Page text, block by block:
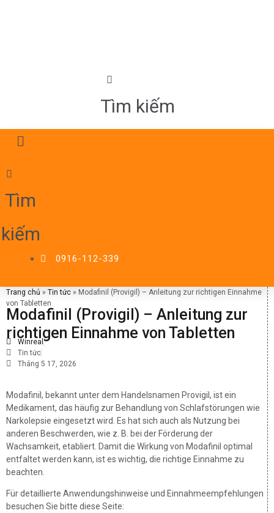
Tìm kiếm
Tìm
kiếm
0916-112-339
Trang chủ » Tin tức » Modafinil (Provigil) – Anleitung zur richtigen Einnahme
von Tabletten
Modafinil (Provigil) – Anleitung zur
richtigen Einnahme von Tabletten
Winreal
Tin tức
Tháng 5 17, 2026
Modafinil, bekannt unter dem Handelsnamen Provigil, ist ein
Medikament, das häufig zur Behandlung von Schlafstörungen wie
Narkolepsie eingesetzt wird. Es hat sich auch als Nutzung bei
anderen Beschwerden, wie z. B. bei der Förderung der
Wachsamkeit, etabliert. Damit die Wirkung von Modafinil optimal
entfaltet werden kann, ist es wichtig, die richtige Einnahme zu
beachten.
Für detaillierte Anwendungshinweise und Einnahmeempfehlungen
besuchen Sie bitte diese Seite: